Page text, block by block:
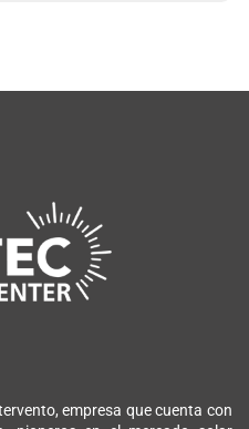
empresa que cuenta con